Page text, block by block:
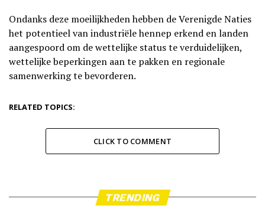
Ondanks deze moeilijkheden hebben de Verenigde Naties
het potentieel van industriële hennep erkend en landen
aangespoord om de wettelijke status te verduidelijken,
wettelijke beperkingen aan te pakken en regionale
samenwerking te bevorderen.
RELATED TOPICS:
CLICK TO COMMENT
TRENDING